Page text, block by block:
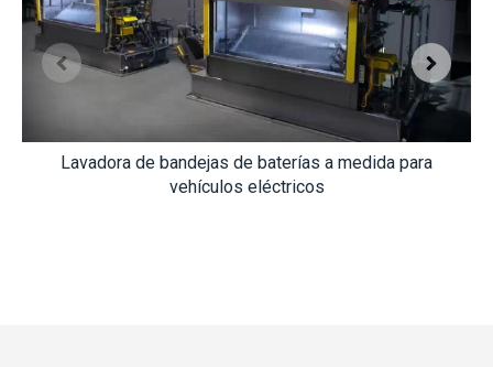
Lavadora de bandejas de baterías a medida para
vehículos eléctricos